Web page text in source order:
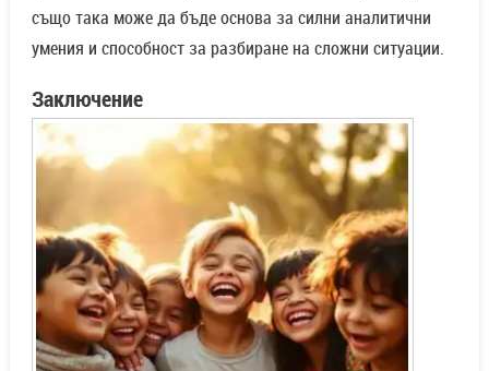
също така може да бъде основа за силни аналитични
умения и способност за разбиране на сложни ситуации.
Заключение